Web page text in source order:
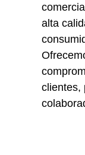
alta
clientes,